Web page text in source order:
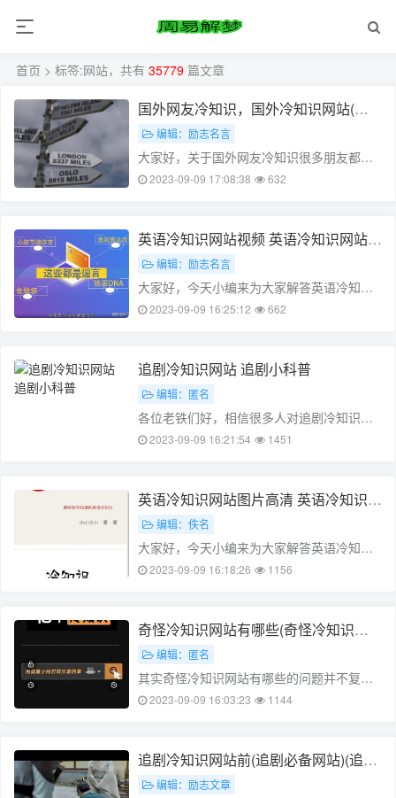
首页 > 标签:网站，共有 35779 篇文章
国外网友冷知识，国外冷知识网站(国
外冷门网站)
编辑：励志名言
大家好，关于国外网友冷知识很多朋友都还
不太明白，不过没关系，因为今天小编就来
如果碰巧可以解决您的问题，还望关注
下……
2023-09-09 17:08:38 632
英语冷知识网站视频 英语冷知识网站视
频下载
编辑：励志名言
大家好，今天小编来为大家解答英语冷知识
网站视频这个问题，英语冷知识网站视频下
英语的网站推荐几个哪里有可以免费自
学……
2023-09-09 16:25:12 662
追剧冷知识网站 追剧小科普
编辑：匿名
各位老铁们好，相信很多人对追剧冷知识网
站都不是特别的了解，因此呢，今天就来为
大家的一些困惑，下面一起来看看吧！
本……
2023-09-09 16:21:54 1451
英语冷知识网站图片高清 英语冷知识网
站图片高清大图
编辑：佚名
大家好，今天小编来为大家解答英语冷知识
网站图片高清这个问题，英语冷知识网站图
语冷门知识英语冷知识学习英语的网站
推……
2023-09-09 16:18:26 1156
奇怪冷知识网站有哪些(奇怪冷知识网
站有哪些网址)(奇葩冷知识大全贴吧)
编辑：匿名
其实奇怪冷知识网站有哪些的问题并不复
杂，但是又很多的朋友都不太了解奇怪冷知
识，希望可以帮助到大家，下面我们一起
来……
2023-09-09 16:03:23 1144
追剧冷知识网站前(追剧必备网站)(追剧
的网址)
编辑：励志文章